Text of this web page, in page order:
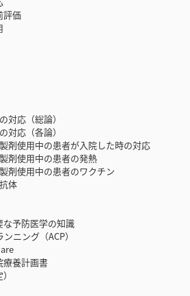
評価
対応（総論）
対応（各論）
剤使用中の患者が入院した時の対応
剤使用中の患者の発熱
剤使用中の患者のワクチン
体
予防医学の知識
ニング（ACP）
療養計画書